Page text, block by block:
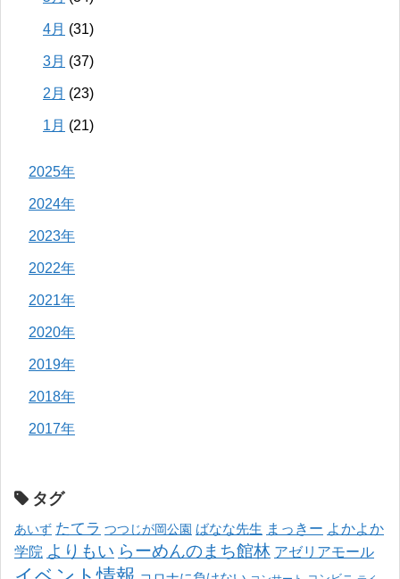
4月 (31)
3月 (37)
2月 (23)
1月 (21)
2025年
2024年
2023年
2022年
2021年
2020年
2019年
2018年
2017年
タグ
あいず たてラ つつじが岡公園 ばなな先生 まっきー よかよか
学院 よりもい らーめんのまち館林 アゼリアモール